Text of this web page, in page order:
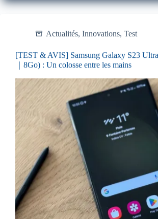
Actualités, Innovations, Test
[TEST & AVIS] Samsung Galaxy S23
｜8Go) : Un colosse entre les mains